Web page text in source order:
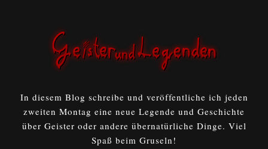
In diesem Blog schreibe und veröffentliche ich jeden
zweiten Montag eine neue Legende und Geschichte
über Geister oder andere übernatürliche Dinge. Viel
Spaß beim Gruseln!